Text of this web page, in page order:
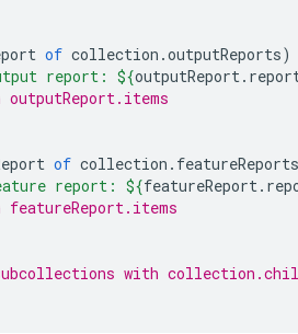
of collection .outputReports)
report: ${outputReport.
of collection . featureReports
report: ${featureReport.
with